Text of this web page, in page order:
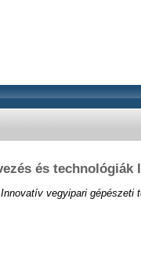
és technológiák
Innovatív vegyipari gépészeti